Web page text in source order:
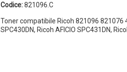
Codice:821096.C
Toner compatibile Ricoh 821096 821076
SPC430DN, Ricoh AFICIO SPC431DN,